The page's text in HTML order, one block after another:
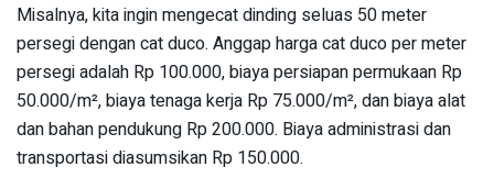
Misalnya, kita ingin mengecat dinding seluas 50 meter
persegi dengan cat duco. Anggap harga cat duco per meter
persegi adalah Rp 100.000, biaya persiapan permukaan Rp
50.000/m², biaya tenaga kerja Rp 75.000/m², dan biaya alat
dan bahan pendukung Rp 200.000. Biaya administrasi dan
transportasi diasumsikan Rp 150.000.